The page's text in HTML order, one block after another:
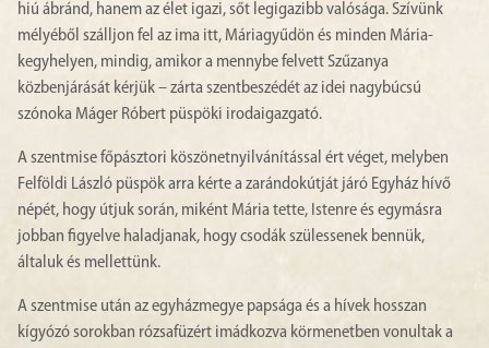
hiú ábránd, hanem az élet igazi, sőt legigazibb valósága. Szívünk
mélyéből szálljon fel az ima itt, Máriagyűdön és minden Mária-
kegyhelyen, mindig, amikor a mennybe felvett Szűzanya
közbenjárását kérjük – zárta szentbeszédét az idei nagybúcsú
szónoka Máger Róbert püspöki irodaigazgató.
A szentmise főpásztori köszönetnyilvánítással ért véget, melyben
Felföldi László püspök arra kérte a zarándokútját járó Egyház hívő
népét, hogy útjuk során, miként Mária tette, Istenre és egymásra
jobban figyelve haladjanak, hogy csodák szülessenek bennük,
általuk és mellettünk.
A szentmise után az egyházmegye papsága és a hívek hosszan
kígyózó sorokban rózsafüzért imádkozva körmenetben vonultak a